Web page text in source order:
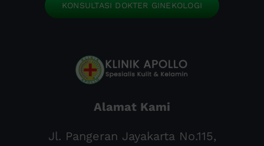
KONSULTASI DOKTER GINEKOLOGI
Alamat Kami
Jl. Pangeran Jayakarta No.115,